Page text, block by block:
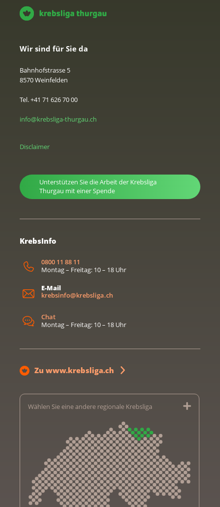
Wir sind für Sie da
Bahnhofstrasse 5
8570 Weinfelden
Tel. +41 71 626 70 00
info@krebsliga-thurgau.ch
Disclaimer
Unterstützen Sie die Arbeit der Krebsliga
Thurgau mit einer Spende
KrebsInfo
0800 11 88 11
Montag – Freitag: 10 – 18 Uhr
E-Mail
krebsinfo@krebsliga.ch
Chat
Montag – Freitag: 10 – 18 Uhr
Zu www.krebsliga.ch
Wählen Sie eine andere regionale Krebsliga